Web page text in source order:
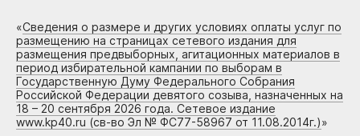
«Сведения о размере и других условиях оплаты услуг по
размещению на страницах сетевого издания для
размещения предвыборных, агитационных материалов в
период избирательной кампании по выборам в
Государственную Думу Федерального Собрания
Российской Федерации девятого созыва, назначенных на
18 – 20 сентября 2026 года. Сетевое издание
www.kp40.ru (св-во Эл № ФС77-58967 от 11.08.2014г.)»